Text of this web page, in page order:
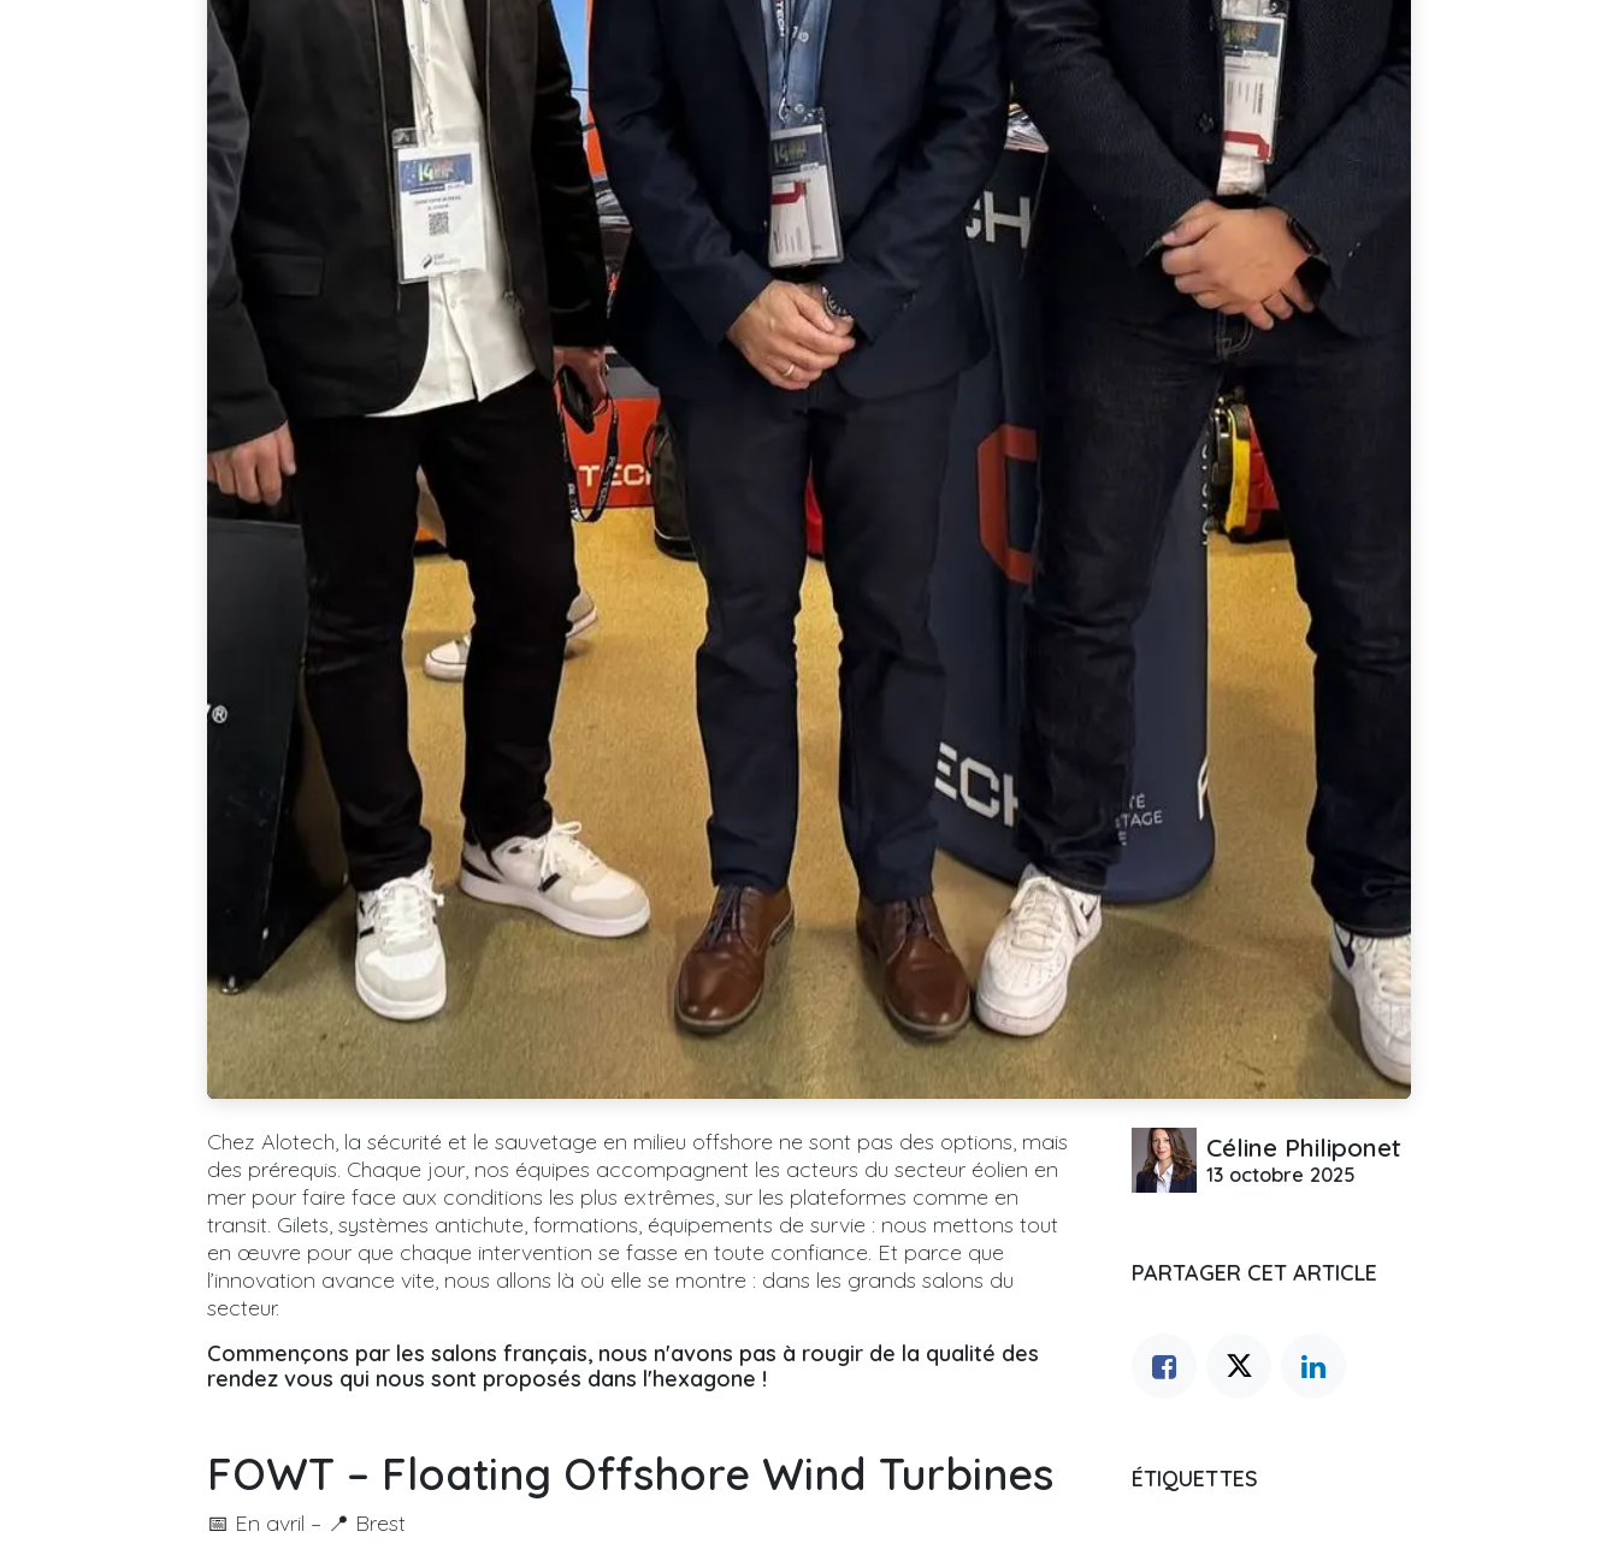
Chez Alotech, la sécurité et le sauvetage en milieu offshore ne sont pas des options, mais
des prérequis. Chaque jour, nos équipes accompagnent les acteurs du secteur éolien en
mer pour faire face aux conditions les plus extrêmes, sur les plateformes comme en
transit. Gilets, systèmes antichute, formations, équipements de survie : nous mettons tout
en œuvre pour que chaque intervention se fasse en toute confiance. Et parce que
l’innovation avance vite, nous allons là où elle se montre : dans les grands salons du
secteur.
Commençons par les salons français, nous n'avons pas à rougir de la qualité des
rendez vous qui nous sont proposés dans l'hexagone !
FOWT – Floating Offshore Wind Turbines
📅 En avril – 📍 Brest
Céline Philiponet
13 octobre 2025
PARTAGER CET ARTICLE
ÉTIQUETTES